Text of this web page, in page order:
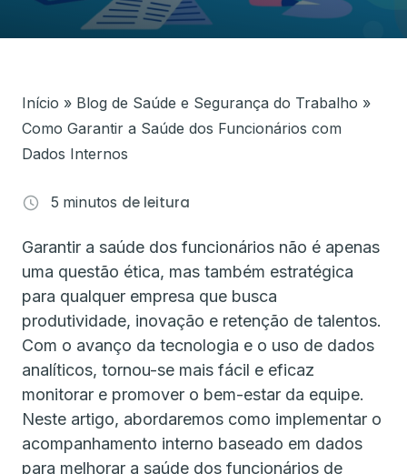
Início » Blog de Saúde e Segurança do Trabalho »
Como Garantir a Saúde dos Funcionários com
Dados Internos
5 minutos de leitura
Garantir a saúde dos funcionários não é apenas
uma questão ética, mas também estratégica
para qualquer empresa que busca
produtividade, inovação e retenção de talentos.
Com o avanço da tecnologia e o uso de dados
analíticos, tornou-se mais fácil e eficaz
monitorar e promover o bem-estar da equipe.
Neste artigo, abordaremos como implementar o
acompanhamento interno baseado em dados
para melhorar a saúde dos funcionários de